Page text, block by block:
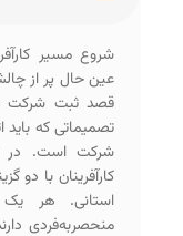
شروع مسیر
عین حال پر از
قصد ثبت شرکت
تصمیماتی که باید
شرکت است. در
کارآفرینان با دو
استانی. هر یک
منحصربه‌فردی